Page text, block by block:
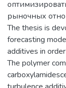
рыночных
The thesis is
forecasting
additives in
The polymer